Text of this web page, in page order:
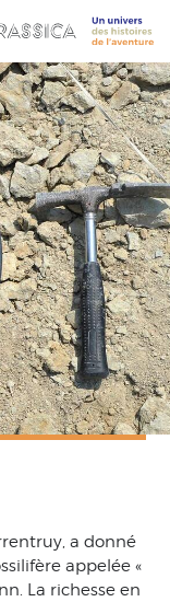
a donné
appelée «
La richesse en